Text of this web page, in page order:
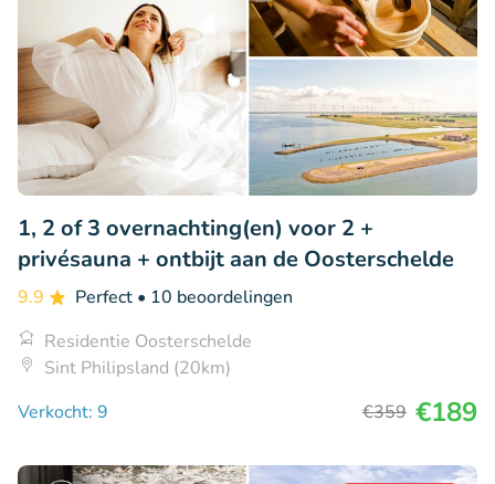
1, 2 of 3 overnachting(en) voor 2 +
privésauna + ontbijt aan de Oosterschelde
9.9 Perfect • 10 beoordelingen
Residentie Oosterschelde
Sint Philipsland (20km)
Verkocht: 9
€359 €189